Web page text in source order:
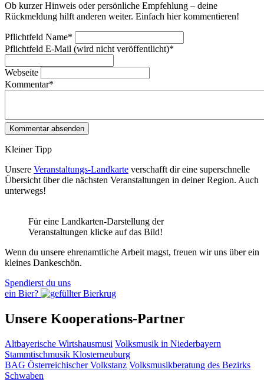
Ob kurzer Hinweis oder persönliche Empfehlung – deine
Rückmeldung hilft anderen weiter. Einfach hier kommentieren!
Pflichtfeld Name*
Pflichtfeld E-Mail (wird nicht veröffentlicht)*
Webseite
Kommentar*
Kleiner Tipp
Unsere Veranstaltungs-Landkarte verschafft dir eine superschnelle
Übersicht über die nächsten Veranstaltungen in deiner Region. Auch
unterwegs!
Für eine Landkarten-Darstellung der
Veranstaltungen klicke auf das Bild!
Wenn du unsere ehrenamtliche Arbeit magst, freuen wir uns über ein
kleines Dankeschön.
Spendierst du uns
ein Bier?
Unsere Kooperations-Partner
Altbayerische Wirtshausmusi Volksmusik in Niederbayern
Stammtischmusik Klosterneuburg
BAG Österreichischer Volkstanz Volksmusikberatung des Bezirks
Schwaben